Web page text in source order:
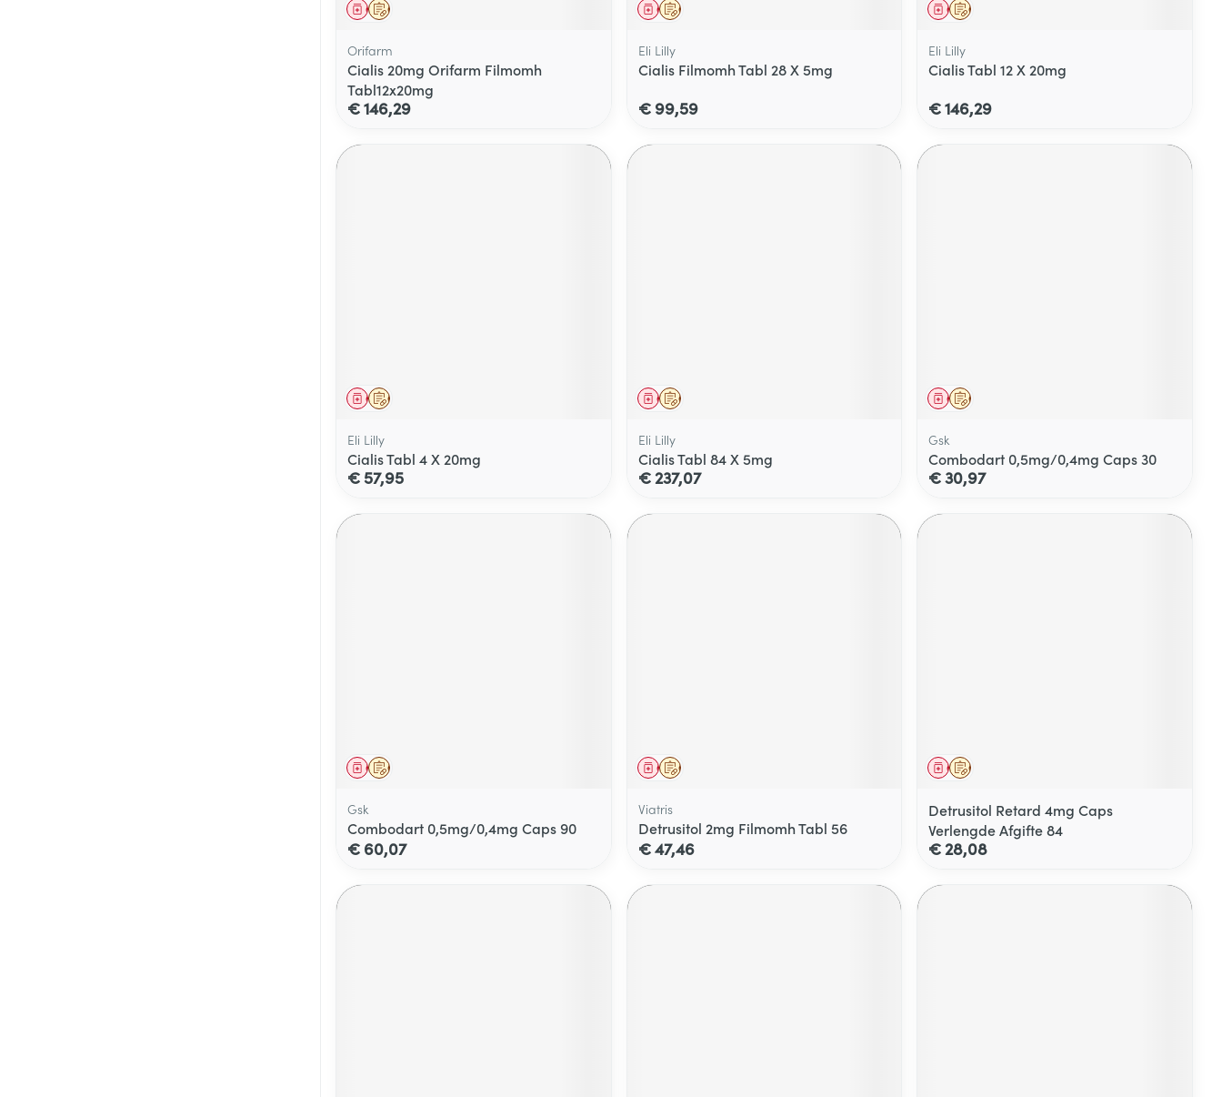
Op voorschrift
Geneesmiddel
Orifarm
Cialis 20mg Orifarm Filmomh
Tabl12x20mg
€ 146,29
Op voorschrift
Geneesmiddel
Eli Lilly
Cialis Filmomh Tabl 28 X 5mg
€ 99,59
Op voorschrift
Geneesmiddel
Eli Lilly
Cialis Tabl 12 X 20mg
€ 146,29
Op voorschrift
Geneesmiddel
Eli Lilly
Cialis Tabl 4 X 20mg
€ 57,95
Op voorschrift
Geneesmiddel
Eli Lilly
Cialis Tabl 84 X 5mg
€ 237,07
Op voorschrift
Geneesmiddel
Gsk
Combodart 0,5mg/0,4mg Caps 30
€ 30,97
Op voorschrift
Geneesmiddel
Gsk
Combodart 0,5mg/0,4mg Caps 90
€ 60,07
Op voorschrift
Geneesmiddel
Viatris
Detrusitol 2mg Filmomh Tabl 56
€ 47,46
Op voorschrift
Geneesmiddel
Detrusitol Retard 4mg Caps
Verlengde Afgifte 84
€ 28,08